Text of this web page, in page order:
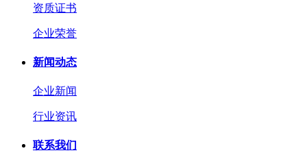
资质证书
企业荣誉
新闻动态
企业新闻
行业资讯
联系我们